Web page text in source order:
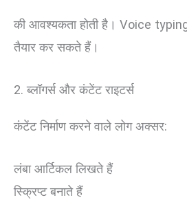
की आवश्यकता होती है। Voice
तैयार कर सकते हैं।
2. ब्लॉगर्स और कंटेंट राइटर्स
कंटेंट निर्माण करने वाले लोग अक्सर:
लंबा आर्टिकल लिखते हैं
स्क्रिप्ट बनाते हैं